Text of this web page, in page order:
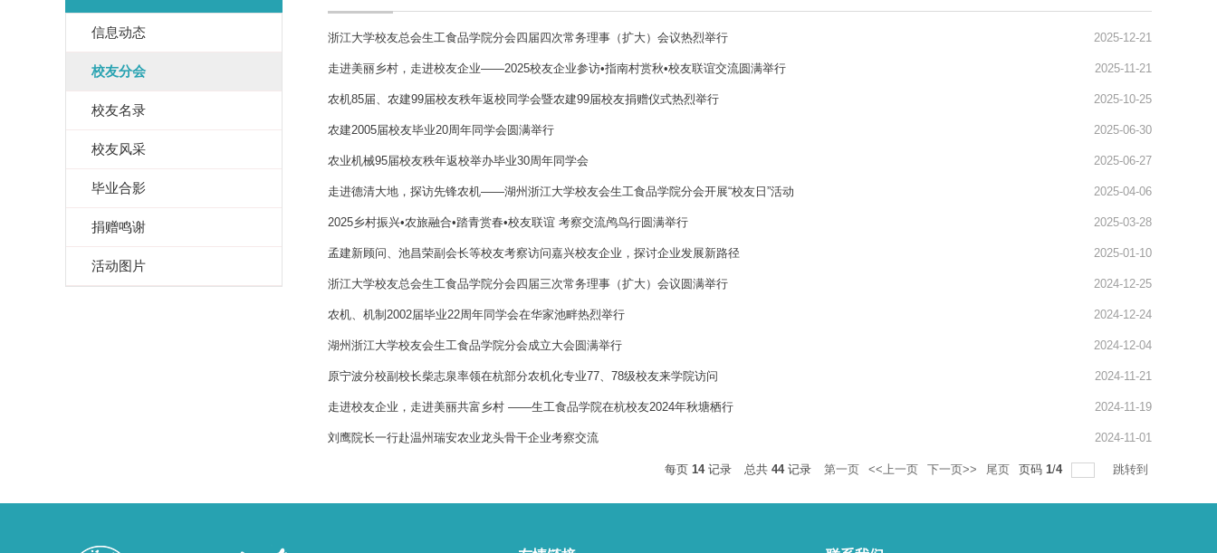
信息动态
校友分会
校友名录
校友风采
毕业合影
捐赠鸣谢
活动图片
浙江大学校友总会生工食品学院分会四届四次常务理事（扩大）会议热烈举行 2025-12-21
走进美丽乡村，走进校友企业——2025校友企业参访•指南村赏秋•校友联谊交流圆满举行 2025-11-21
农机85届、农建99届校友秩年返校同学会暨农建99届校友捐赠仪式热烈举行 2025-10-25
农建2005届校友毕业20周年同学会圆满举行 2025-06-30
农业机械95届校友秩年返校举办毕业30周年同学会 2025-06-27
走进德清大地，探访先锋农机——湖州浙江大学校友会生工食品学院分会开展“校友日”活动 2025-04-06
2025乡村振兴•农旅融合•踏青赏春•校友联谊 考察交流鸬鸟行圆满举行 2025-03-28
孟建新顾问、池昌荣副会长等校友考察访问嘉兴校友企业，探讨企业发展新路径 2025-01-10
浙江大学校友总会生工食品学院分会四届三次常务理事（扩大）会议圆满举行 2024-12-25
农机、机制2002届毕业22周年同学会在华家池畔热烈举行 2024-12-24
湖州浙江大学校友会生工食品学院分会成立大会圆满举行 2024-12-04
原宁波分校副校长柴志泉率领在杭部分农机化专业77、78级校友来学院访问 2024-11-21
走进校友企业，走进美丽共富乡村 ——生工食品学院在杭校友2024年秋塘栖行 2024-11-19
刘鹰院长一行赴温州瑞安农业龙头骨干企业考察交流 2024-11-01
每页 14记录 总共 44记录 第一页 <<上一页 下一页>> 尾页 页码 1/4 跳转到